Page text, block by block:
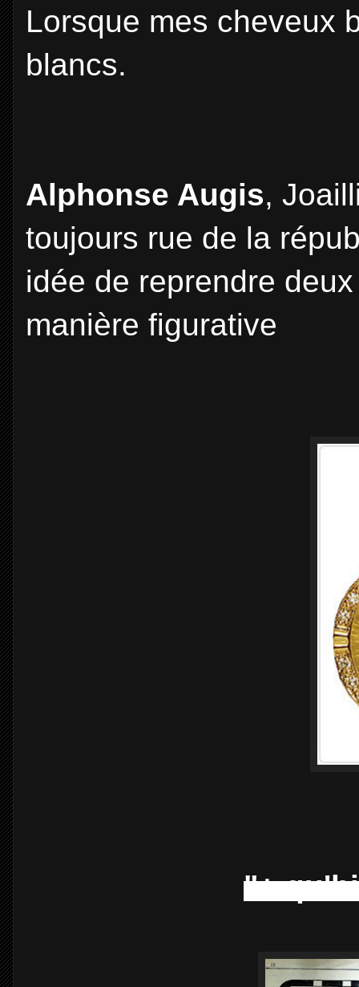
Lorsque mes cheveux
blancs.
Alphonse Augis,
toujours rue de la
idée de reprendre
manière figurative
"+